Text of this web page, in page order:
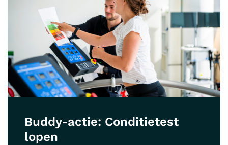
Buddy-actie: Conditietest
lopen